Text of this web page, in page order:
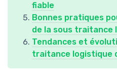
fiable
Bonnes pratiques
de la sous traitance
Tendances et
traitance logistique